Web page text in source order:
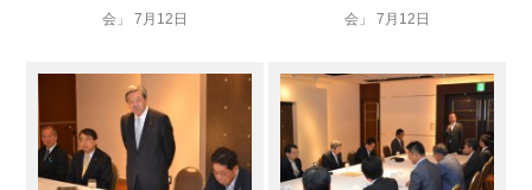
会」 7月12日
会」 7月12日